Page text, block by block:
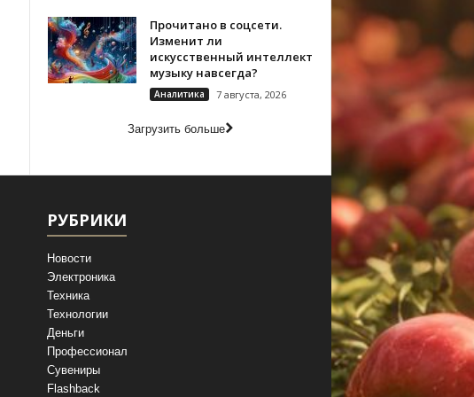
Прочитано в соцсети.
Изменит ли
искусственный интеллект
музыку навсегда?
Аналитика 7 августа, 2026
Загрузить больше
РУБРИКИ
Новости
Электроника
Техника
Технологии
Деньги
Профессионал
Сувениры
Flashback